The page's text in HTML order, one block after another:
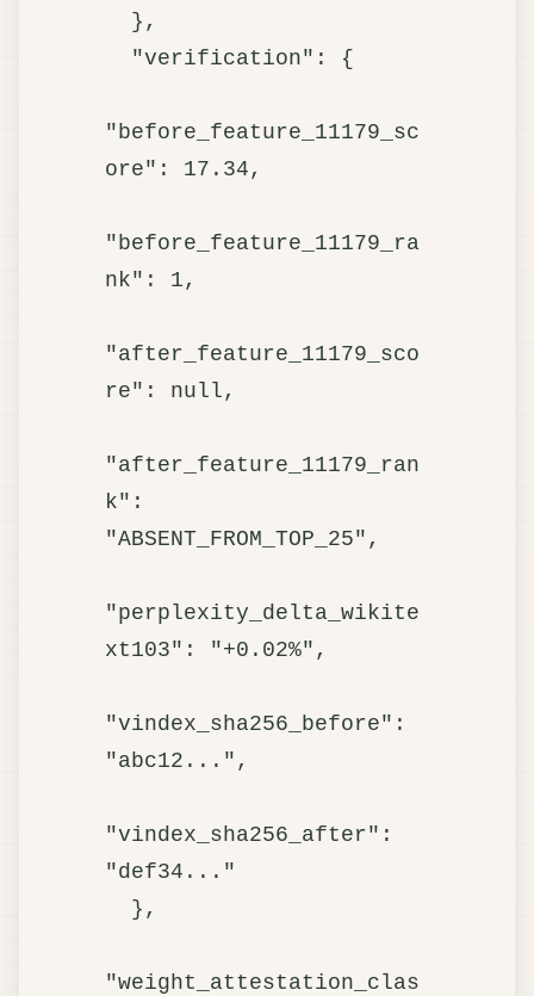
"before_feature_11179_sc
ore": 17.34,
"before_feature_11179_ra
nk": 1,
"after_feature_11179_sco
re": null,
"after_feature_11179_ran
k":
"ABSENT_FROM_TOP_25",
"perplexity_delta_wikite
xt103": "+0.02%",
"vindex_sha256_before":
"abc12...",
"vindex_sha256_after":
"def34..."
"weight_attestation_clas